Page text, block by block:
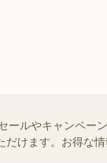
ールやキャンペー
けます。お得な